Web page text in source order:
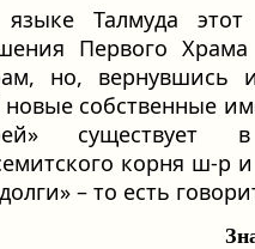
Талмуда
Первого
но, вернувшись
собственные
существует в
корня ш-р
– то есть